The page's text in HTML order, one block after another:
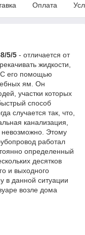
Оплата
5/5 - отличается от
жидкости,
С его помощью
ям. Он
участки которых
способ
случается так, что,
канализация,
невозможно. Этому
работал
определенный
десятков
и выходного
в данной ситуации
возле дома